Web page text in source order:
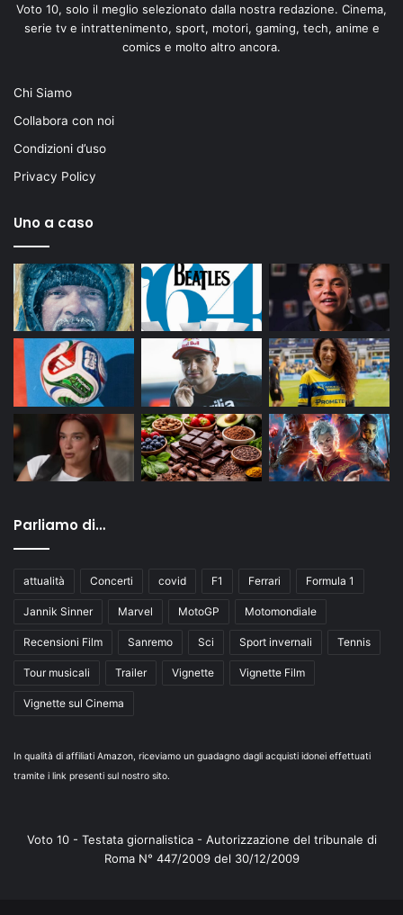
Voto 10, solo il meglio selezionato dalla nostra redazione. Cinema,
serie tv e intrattenimento, sport, motori, gaming, tech, anime e
comics e molto altro ancora.
Chi Siamo
Collabora con noi
Condizioni d’uso
Privacy Policy
Uno a caso
Parliamo di…
attualità Concerti covid F1 Ferrari Formula 1
Jannik Sinner Marvel MotoGP Motomondiale
Recensioni Film Sanremo Sci Sport invernali Tennis
Tour musicali Trailer Vignette Vignette Film
Vignette sul Cinema
In qualità di affiliati Amazon, riceviamo un guadagno dagli acquisti idonei effettuati
tramite i link presenti sul nostro sito.
Voto 10 - Testata giornalistica - Autorizzazione del tribunale di
Roma N° 447/2009 del 30/12/2009